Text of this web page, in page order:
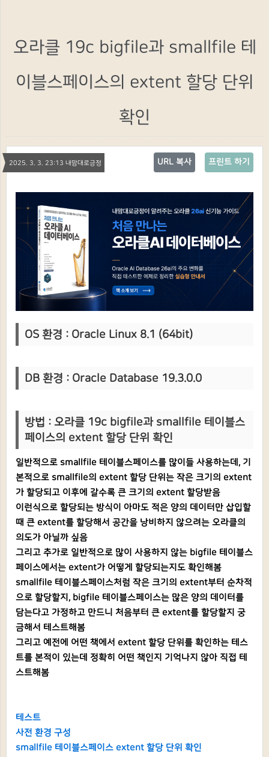
오라클 19c bigfile과 smallfile 테
이블스페이스의 extent 할당 단위
확인
2025. 3. 3. 23:13 내맘대로긍정 프린트 하기
URL 복사
OS 환경 : Oracle Linux 8.1 (64bit)
DB 환경 : Oracle Database 19.3.0.0
방법 : 오라클 19c bigfile과 smallfile 테이블스
페이스의 extent 할당 단위 확인
일반적으로 smallfile 테이블스페이스를 많이들 사용하는데, 기
본적으로 smallfile의 extent 할당 단위는 작은 크기의 extent
가 할당되고 이후에 갈수록 큰 크기의 extent 할당받음
이런식으로 할당되는 방식이 아마도 적은 양의 데이터만 삽입할
때 큰 extent를 할당해서 공간을 낭비하지 않으려는 오라클의
의도가 아닐까 싶음
그리고 추가로 일반적으로 많이 사용하지 않는 bigfile 테이블스
페이스에서는 extent가 어떻게 할당되는지도 확인해봄
smallfile 테이블스페이스처럼 작은 크기의 extent부터 순차적
으로 할당할지, bigfile 테이블스페이스는 많은 양의 데이터를
담는다고 가정하고 만드니 처음부터 큰 extent를 할당할지 궁
금해서 테스트해봄
그리고 예전에 어떤 책에서 extent 할당 단위를 확인하는 테스
트를 본적이 있는데 정확히 어떤 책인지 기억나지 않아 직접 테
스트해봄
테스트
사전 환경 구성
smallfile 테이블스페이스 extent 할당 단위 확인